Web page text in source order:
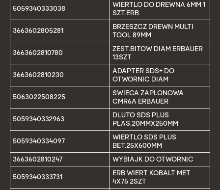
5059340333038
WIERTLO DO DREWNA 6MM 1
SZT.ERB
3663602805281
BRZESZCZ DREWN MULTI
TOOL 89MM
3663602810780
ZEST.BITOW DIAM ERBAUER
13SZT
3663602810230
ADAPTER SDS+ DO
OTWORNIC DIAM
5063022508225
SWIECA ZAPLONOWA
CMR6A ERBAUER
5059340332963
DLUTO SDS PLUS
PLAS.20MMX250MM
5059340334097
WIERTLO SDS PLUS
BET.25X600MM
3663602810247
WYBIAJK DO OTWORNIC
5059340333731
ERB WIERT KOBALT MET
4X75 2SZT